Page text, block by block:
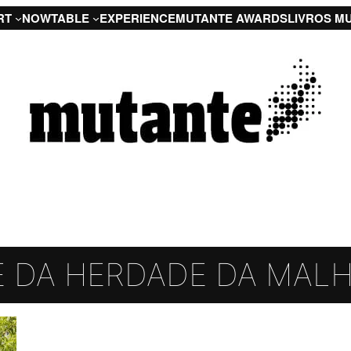
NOWTABLE EXPERIENCEMUTANTE AWARDSLIVROS
DA HERDADE DA